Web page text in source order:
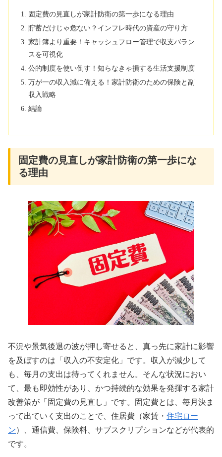
固定費の見直しが家計防衛の第一歩になる理由
貯蓄だけじゃ危ない？インフレ時代の資産の守り方
家計簿より重要！キャッシュフロー管理で収支バラン
スを可視化
公的制度を使い倒す！知らなきゃ損する生活支援制度
万が一の収入減に備える！家計防衛のための保険と副
収入戦略
結論
固定費の見直しが家計防衛の第一歩にな
る理由
不況や景気後退の波が押し寄せると、真っ先に家計に影響
を及ぼすのは「収入の不安定化」です。収入が減少して
も、毎月の支出は待ってくれません。そんな状況におい
て、最も即効性があり、かつ持続的な効果を発揮する家計
改善策が「固定費の見直し」です。固定費とは、毎月決ま
って出ていく支出のことで、住居費（家賃・ 住宅ロー
ン）、通信費、保険料、サブスクリプションなどが代表的
です。